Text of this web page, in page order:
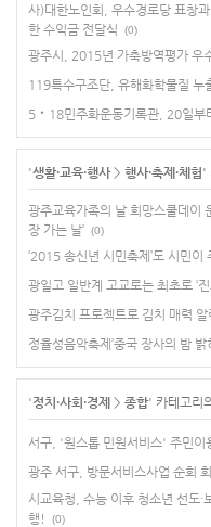
사)대한노인회, 우수경로당 표창
한 수익금 전달식
(0)
광주시, 2015년 가축방역평가 우
119특수구조단, 유해화학물질 누
5‧18민주화운동기록관, 20일부
'생활·교육·행사> 행사·축제·체험 '
광주교육가족의 날 희망스쿨데이
장 가는 날’ (0)
‘2015 송신년 시민축제’도 시민이
광일고 일반계 고교로는 최초로 ‘
광주김치 프로젝트로 김치 매력 알
정율성음악축제’중국 장사의 밤 밝
'정치·사회·경제 > 종합' 카테고리
서구, '원스톱 민원서비스' 주민이
광주 서구, 방문서비스사업 순회
시교육청, 수능 이후 청소년 선도·
행!
(0)